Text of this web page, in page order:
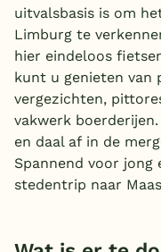
uitvalsbasis is om
Limburg te
hier eindeloos
kunt u genieten van
vergezichten,
vakwerk
en daal af in de
Spannend voor jong
stedentrip naar